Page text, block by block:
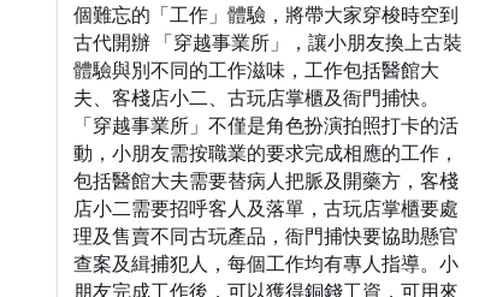
個難忘的「工作」體驗，將帶大家穿梭時空到
古代開辦 「穿越事業所」，讓小朋友換上古裝
體驗與別不同的工作滋味，工作包括醫館大
夫、客棧店小二、古玩店掌櫃及衙門捕快。
「穿越事業所」不僅是角色扮演拍照打卡的活
動，小朋友需按職業的要求完成相應的工作，
包括醫館大夫需要替病人把脈及開藥方，客棧
店小二需要招呼客人及落單，古玩店掌櫃要處
理及售賣不同古玩產品，衙門捕快要協助懸官
查案及緝捕犯人，每個工作均有專人指導。小
朋友完成工作後，可以獲得銅錢工資，可用來